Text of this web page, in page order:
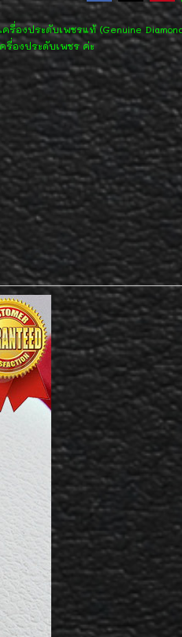
ครื่องประดับเพชรแท้ (Genuine
ครื่องประดับเพชร ค่ะ